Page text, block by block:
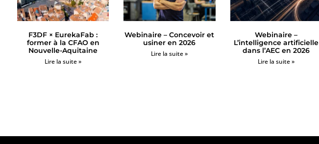
F3DF × EurekaFab :
former à la CFAO en
Nouvelle-Aquitaine
Lire la suite »
Webinaire – Concevoir et
usiner en 2026
Lire la suite »
Webinaire –
L’intelligence artificielle
dans l’AEC en 2026
Lire la suite »